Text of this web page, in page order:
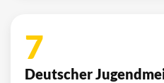
7
Deutscher